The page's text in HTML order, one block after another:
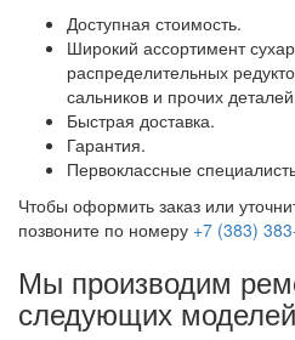
Доступная стоимость.
Широкий ассортимент
распределительных
сальников и прочих
Быстрая доставка.
Гарантия.
Первоклассные
Чтобы оформить заказ или
позвоните по номеру +7 (383)
Мы производим
следующих